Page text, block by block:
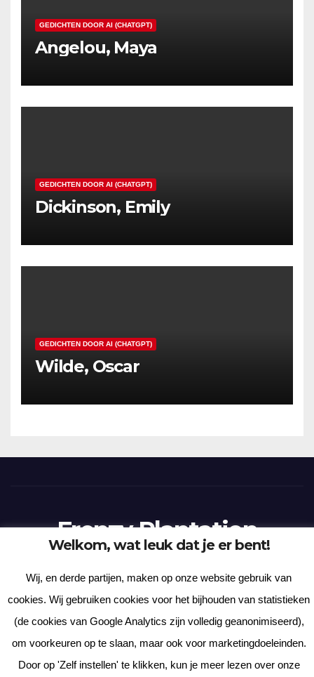
GEDICHTEN DOOR AI (CHATGPT)
Angelou, Maya
GEDICHTEN DOOR AI (CHATGPT)
Dickinson, Emily
GEDICHTEN DOOR AI (CHATGPT)
Wilde, Oscar
Frenzy Plantation
Korte verhalen, kortere gedichten, lange gedachten
Themeansar
Welkom, wat leuk dat je er bent!
Wij, en derde partijen, maken op onze website gebruik van
cookies. Wij gebruiken cookies voor het bijhouden van statistieken
(de cookies van Google Analytics zijn volledig geanonimiseerd),
om voorkeuren op te slaan, maar ook voor marketingdoeleinden.
Door op 'Zelf instellen' te klikken, kun je meer lezen over onze